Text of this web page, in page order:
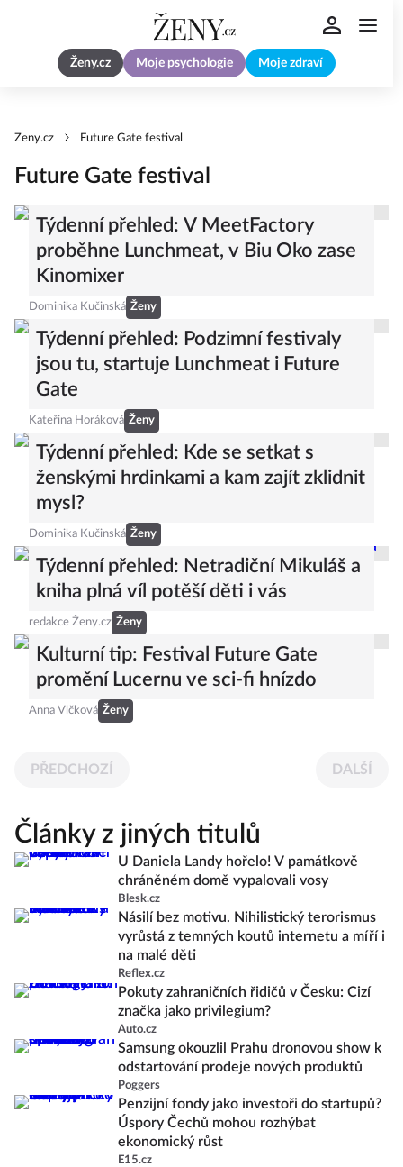
Ženy.cz Moje psychologie Moje zdraví
Zeny.cz Future Gate festival
Future Gate festival
Týdenní přehled: V MeetFactory
proběhne Lunchmeat, v Biu Oko zase
Kinomixer
Dominika Kučinská Ženy
Týdenní přehled: Podzimní festivaly
jsou tu, startuje Lunchmeat i Future
Gate
Kateřina Horáková Ženy
Týdenní přehled: Kde se setkat s
ženskými hrdinkami a kam zajít zklidnit
mysl?
Dominika Kučinská Ženy
Týdenní přehled: Netradiční Mikuláš a
kniha plná víl potěší děti i vás
redakce Ženy.cz Ženy
Kulturní tip: Festival Future Gate
promění Lucernu ve sci-fi hnízdo
Anna Vlčková Ženy
PŘEDCHOZÍ DALŠÍ
Články z jiných titulů
U Daniela Landy hořelo! V památkově
chráněném domě vypalovali vosy
Blesk.cz
Násilí bez motivu. Nihilistický terorismus
vyrůstá z temných koutů internetu a míří i
na malé děti
Reflex.cz
Pokuty zahraničních řidičů v Česku: Cizí
značka jako privilegium?
Auto.cz
Samsung okouzlil Prahu dronovou show k
odstartování prodeje nových produktů
Poggers
Penzijní fondy jako investoři do startupů?
Úspory Čechů mohou rozhýbat
ekonomický růst
E15.cz